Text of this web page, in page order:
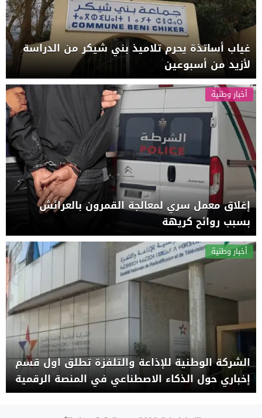
غياب أساتذة يحرم تلاميذ بني شيكر من الدراسة
لأزيد من أسبوعين
أخبار وطنية
إغلاق معمل سري لمعالجة القمرون بالعرائش
بسبب روائح كريهة
أخبار وطنية
الشركة الوطنية للإذاعة والتلفزة تطلق اول قسم
إخباري حول الذكاء الاصطناعي في المنصة الرقمية